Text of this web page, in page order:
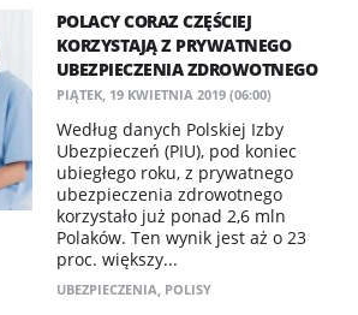
POLACY CORAZ CZĘŚCIEJ
KORZYSTAJĄ Z PRYWATNEGO
UBEZPIECZENIA ZDROWOTNEGO
PIĄTEK, 19 KWIETNIA 2019 (06:00)
Według danych Polskiej Izby
Ubezpieczeń (PIU), pod koniec
ubiegłego roku, z prywatnego
ubezpieczenia zdrowotnego
korzystało już ponad 2,6 mln
Polaków. Ten wynik jest aż o 23
proc. większy...
UBEZPIECZENIA, POLISY